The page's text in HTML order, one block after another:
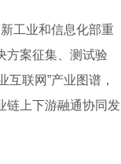
工业和信息化部重
方案征集、测试验
联网”产业图谱，
链上下游融通协同发